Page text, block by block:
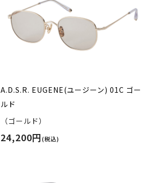
A.D.S.R. EUGENE(ユージーン) 01C ゴー
ルド
（ゴールド）
24,200円(税込)